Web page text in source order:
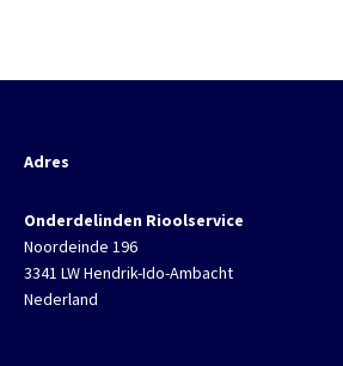
Adres
Onderdelinden Rioolservice
Noordeinde 196
3341 LW Hendrik-Ido-Ambacht
Nederland